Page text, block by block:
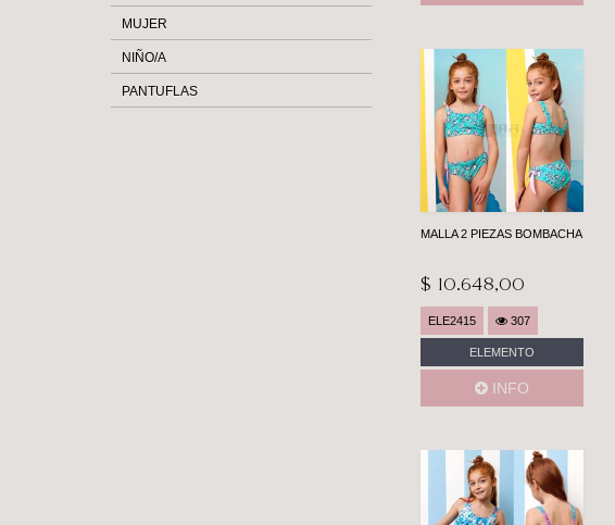
MUJER
NIÑO/A
PANTUFLAS
MALLA 2 PIEZAS BOMBACHA
$ 10.648,00
ELE2415 307
ELEMENTO
INFO